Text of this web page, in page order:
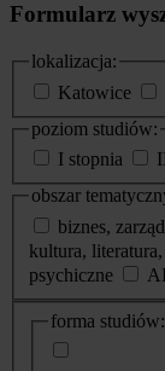
Formularz
lokalizacja:
Katowice
poziom studiów:
I stopnia
obszar
biznes,
kultura,
psychiczne
dodatkowe
informacje
forma studiów: